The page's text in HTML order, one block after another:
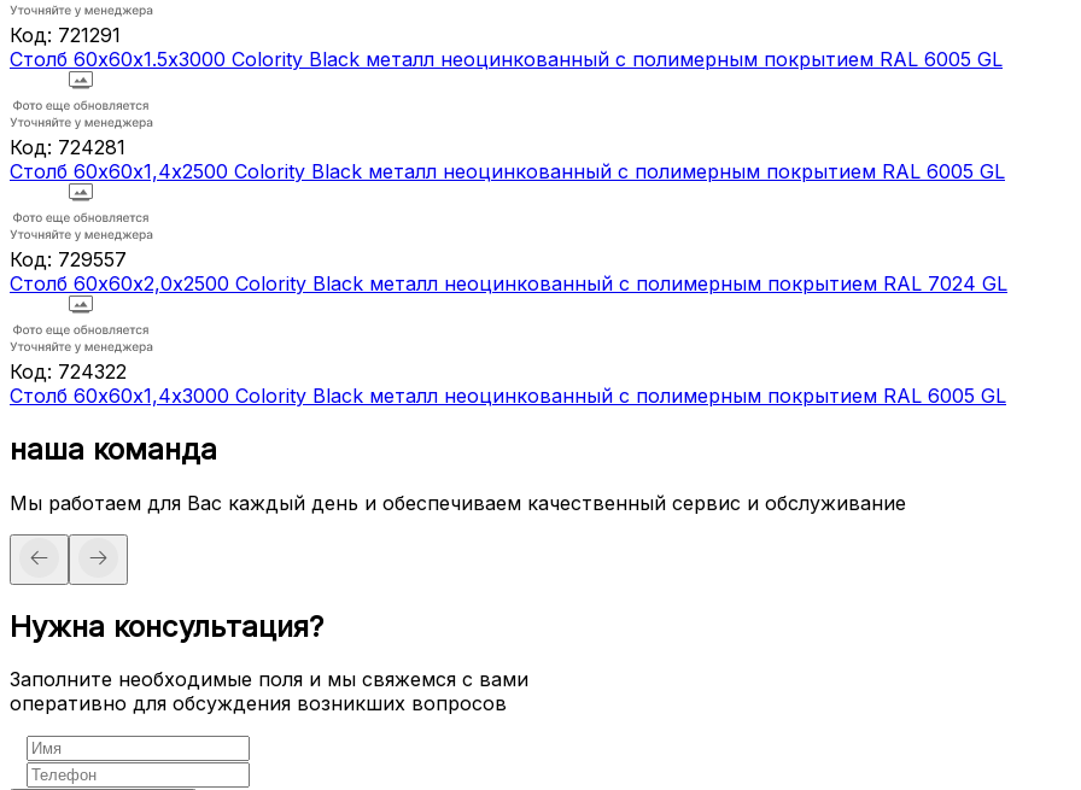
Код: 721291
Столб 60х60х1.5х3000 Colority Black металл неоцинкованный с полимерным покрытием RAL 6005 GL
Код: 724281
Столб 60х60х1,4х2500 Colority Black металл неоцинкованный с полимерным покрытием RAL 6005 GL
Код: 729557
Столб 60х60х2,0х2500 Colority Black металл неоцинкованный с полимерным покрытием RAL 7024 GL
Код: 724322
Столб 60х60х1,4х3000 Colority Black металл неоцинкованный с полимерным покрытием RAL 6005 GL
наша команда
Мы работаем для Вас каждый день и обеспечиваем качественный сервис и обслуживание
Нужна консультация?
Заполните необходимые поля и мы свяжемся с вами
оперативно для обсуждения возникших вопросов